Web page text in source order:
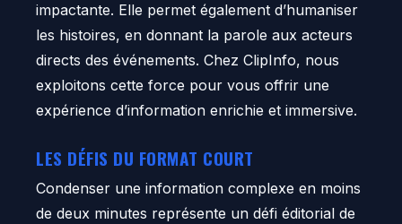
impactante. Elle permet également d’humaniser
les histoires, en donnant la parole aux acteurs
directs des événements. Chez ClipInfo, nous
exploitons cette force pour vous offrir une
expérience d’information enrichie et immersive.
LES DÉFIS DU FORMAT COURT
Condenser une information complexe en moins
de deux minutes représente un défi éditorial de